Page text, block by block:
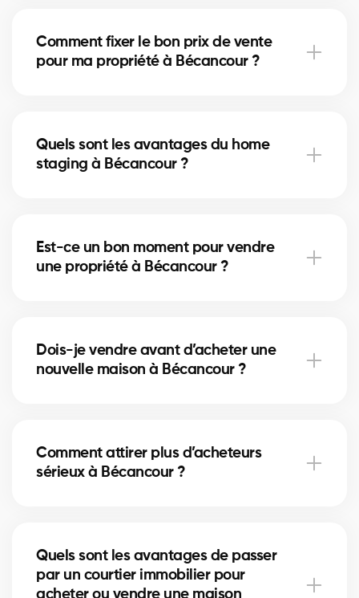
courtiers à Bécancour vous guident pour rassembler
les documents nécessaires.
Comment fixer le bon prix de vente
pour ma propriété à Bécancour ?
prix compétitif qui attire des acheteurs sérieux.
Quels sont les avantages du home
staging à Bécancour ?
Cela peut accélérer la vente et augmenter le prix
obtenu.
Est-ce un bon moment pour vendre
une propriété à Bécancour ?
à Bécancour vous conseillent selon les tendances
actuelles.
Dois-je vendre avant d’acheter une
nouvelle maison à Bécancour ?
de manquer une opportunité. Nos courtiers vous
aident à choisir la bonne stratégie.
Comment attirer plus d’acheteurs
sérieux à Bécancour ?
augmentent vos chances d’attirer des acheteurs
motivés.
Quels sont les avantages de passer
par un courtier immobilier pour
acheter ou vendre une maison